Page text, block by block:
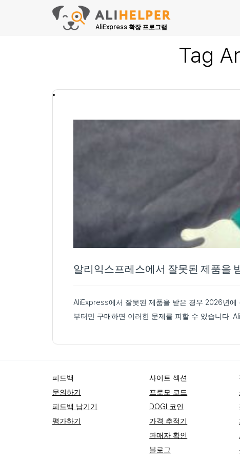
AliExpress 확장 프로그램
Tag
알리익스프레스에서 잘못된 제품을
AliExpress에서 잘못된 제품을 받은 경우 2026년에 문제를 해
부터만 구매하면 이러한 문제를 피할 수 있습니다.
피드백
문의하기
피드백 남기기
평가하기
사이트 섹션
프로모 코드
DOGI 코인
가격 추적기
판매자 확인
블로그